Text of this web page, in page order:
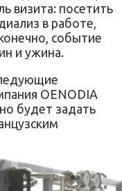
визита: посетить
в работе,
событие
и ужина.
OENODIA
будет задать